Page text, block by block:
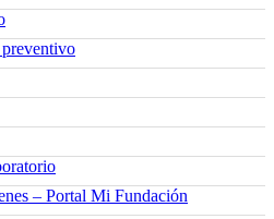
– Portal Mi Fundación